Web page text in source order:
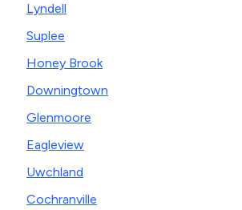
Lyndell
Suplee
Honey Brook
Downingtown
Glenmoore
Eagleview
Uwchland
Cochranville